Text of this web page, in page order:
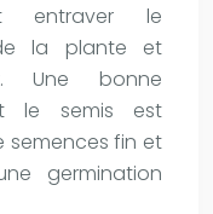
entraver le
la plante et
Une bonne
le semis est
semences fin et
germination